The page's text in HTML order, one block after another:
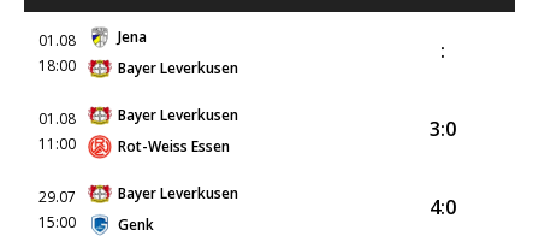
01.08
18:00
Jena
Bayer Leverkusen
:
01.08
11:00
Bayer Leverkusen
Rot-Weiss Essen
3:0
29.07
15:00
Bayer Leverkusen
Genk
4:0